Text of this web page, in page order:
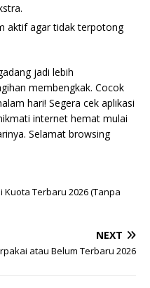
aktif agar tidak terpotong
jadi lebih
membengkak. Cocok
hari! Segera cek aplikasi
internet hemat mulai
Selamat browsing
Terbaru 2026 (Tanpa
NEXT
atau Belum Terbaru 2026